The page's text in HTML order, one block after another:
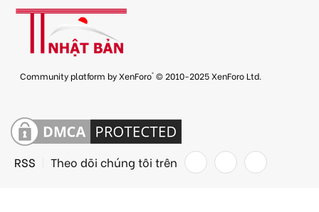
Community platform by XenForo® © 2010-2025 XenForo Ltd.
RSS Theo dõi chúng tôi trên